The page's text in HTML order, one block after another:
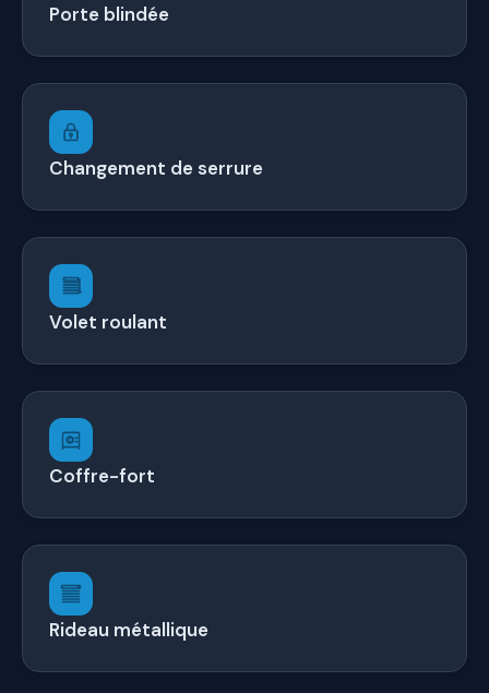
Porte blindée
Changement de serrure
Volet roulant
Coffre-fort
Rideau métallique